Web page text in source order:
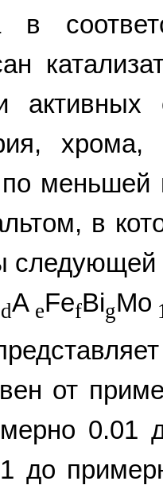
в
хрома,
меньшей
в
dAeFefBigMo
от
0.01
до